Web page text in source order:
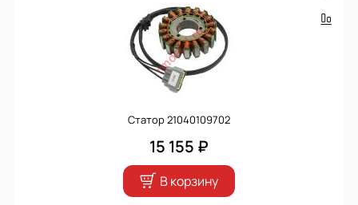
Статор 21040109702
15 155 ₽
В корзину